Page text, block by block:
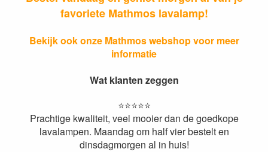
favoriete Mathmos lavalamp!
Bekijk ook onze Mathmos webshop voor meer
informatie
Wat klanten zeggen
⭐️⭐️⭐️⭐️⭐️
Prachtige kwaliteit, veel mooier dan de goedkope
lavalampen. Maandag om half vier bestelt en
dinsdagmorgen al in huis!